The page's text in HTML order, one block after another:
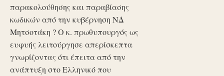
παρακολούθησης και παραβίασης
κωδικών από την κυβέρνηση ΝΔ
Μητσοτάκη ? Ο κ. πρωθυπουργός ως
ευφυής λειτούργησε απερίσκεπτα
γνωρίζοντας ότι έπειτα από την
ανάπτυξη στο Ελληνικό που